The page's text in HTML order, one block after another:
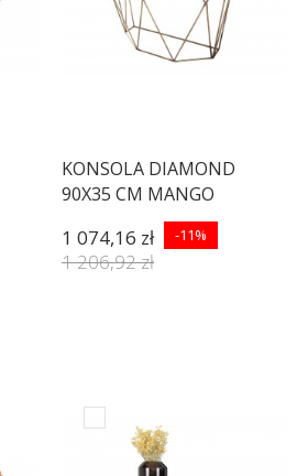
KONSOLA DIAMOND
90X35 CM MANGO
1 074,16 zł -11%
1 206,92 zł